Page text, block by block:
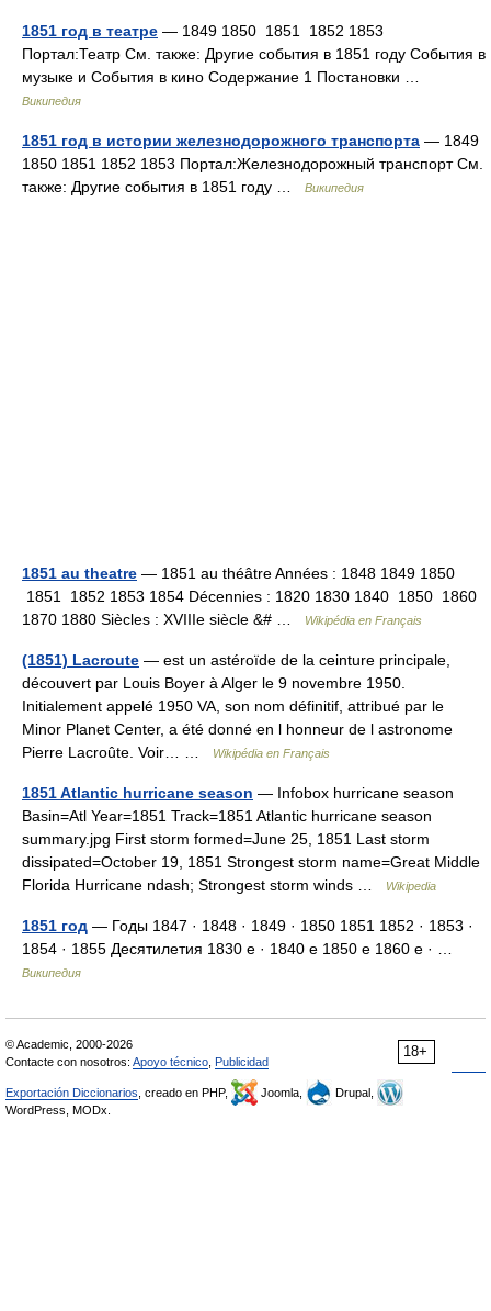
1851 год в театре — 1849 1850 1851 1852 1853
Портал:Театр См. также: Другие события в 1851 году События в
музыке и События в кино Содержание 1 Постановки …
Википедия
1851 год в истории железнодорожного транспорта — 1849
1850 1851 1852 1853 Портал:Железнодорожный транспорт См.
также: Другие события в 1851 году …
Википедия
1851 au theatre — 1851 au théâtre Années : 1848 1849 1850
1851 1852 1853 1854 Décennies : 1820 1830 1840 1850 1860
1870 1880 Siècles : XVIIIe siècle &# …
Wikipédia en Français
(1851) Lacroute — est un astéroïde de la ceinture principale,
découvert par Louis Boyer à Alger le 9 novembre 1950.
Initialement appelé 1950 VA, son nom définitif, attribué par le
Minor Planet Center, a été donné en l honneur de l astronome
Pierre Lacroûte. Voir… …
Wikipédia en Français
1851 Atlantic hurricane season — Infobox hurricane season
Basin=Atl Year=1851 Track=1851 Atlantic hurricane season
summary.jpg First storm formed=June 25, 1851 Last storm
dissipated=October 19, 1851 Strongest storm name=Great Middle
Florida Hurricane ndash; Strongest storm winds …
Wikipedia
1851 год — Годы 1847 · 1848 · 1849 · 1850 1851 1852 · 1853 ·
1854 · 1855 Десятилетия 1830 е · 1840 е 1850 е 1860 е · …
Википедия
18+
© Academic, 2000-2026
Contacte con nosotros: Apoyo técnico Publicidad
Exportación Diccionarios , creado en PHP, Joomla,
Drupal,
WordPress, MODx.